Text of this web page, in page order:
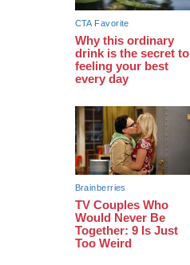
12:50 Внаслідок
загинув 28-
Сміли